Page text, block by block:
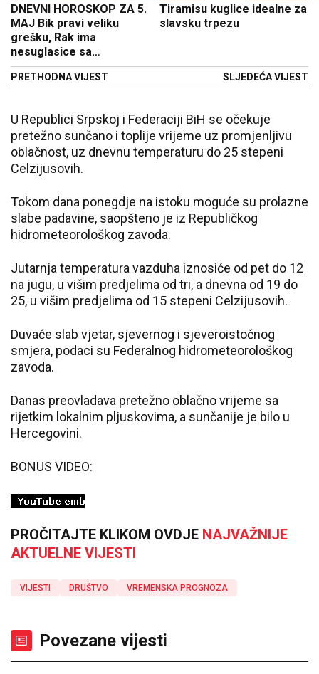
DNEVNI HOROSKOP ZA 5.
MAJ Bik pravi veliku
grešku, Rak ima
nesuglasice sa
porodicom...
PRETHODNA VIJEST
Tiramisu kuglice idealne za
slavsku trpezu
SLJEDEĆA VIJEST
U Republici Srpskoj i Federaciji BiH se očekuje
pretežno sunčano i toplije vrijeme uz promjenljivu
oblačnost, uz dnevnu temperaturu do 25 stepeni
Celzijusovih.
Tokom dana ponegdje na istoku moguće su prolazne
slabe padavine, saopšteno je iz Republičkog
hidrometeorološkog zavoda.
Јutarnja temperatura vazduha iznosiće od pet do 12
na jugu, u višim predjelima od tri, a dnevna od 19 do
25, u višim predjelima od 15 stepeni Celzijusovih.
Duvaće slab vjetar, sjevernog i sjeveroistočnog
smjera, podaci su Federalnog hidrometeorološkog
zavoda.
Danas preovladava pretežno oblačno vrijeme sa
rijetkim lokalnim pljuskovima, a sunčanije je bilo u
Hercegovini.
BONUS VIDEO:
PROČITAJTE KLIKOM OVDJE NAJVAŽNIJE
AKTUELNE VIJESTI
VIJESTI DRUŠTVO VREMENSKA PROGNOZA
Povezane vijesti